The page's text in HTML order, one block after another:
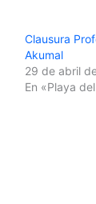
Clausura
Akumal
29 de abril
En «Playa